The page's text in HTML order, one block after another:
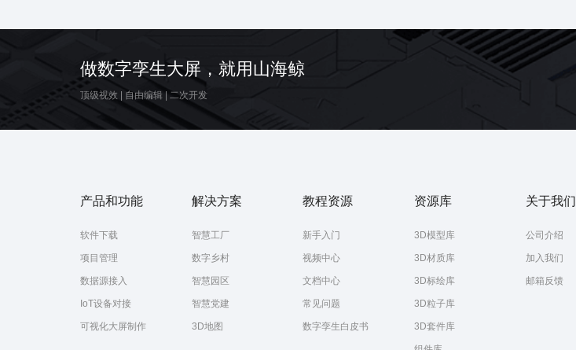
做数字孪生大屏，就用山海鲸
顶级视效 自由编辑 二次开发
产品和功能
软件下载
项目管理
数据源接入
IoT设备对接
可视化大屏制作
解决方案
智慧工厂
数字乡村
智慧园区
智慧党建
3D地图
教程资源
新手入门
视频中心
文档中心
常见问题
数字孪生白皮书
资源库
3D模型库
3D材质库
3D标绘库
3D粒子库
3D套件库
关于我们
公司介绍
加入我们
邮箱反馈